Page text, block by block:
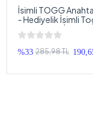
İsimli TOGG
- Hediyelik İsimli
Anahtarlık - İsimli
%33 285,98 TL